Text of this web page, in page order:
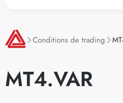
Conditions de trading
MT4.VAR